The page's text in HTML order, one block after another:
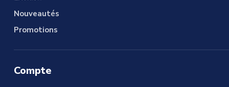
Nouveautés
Promotions
Compte